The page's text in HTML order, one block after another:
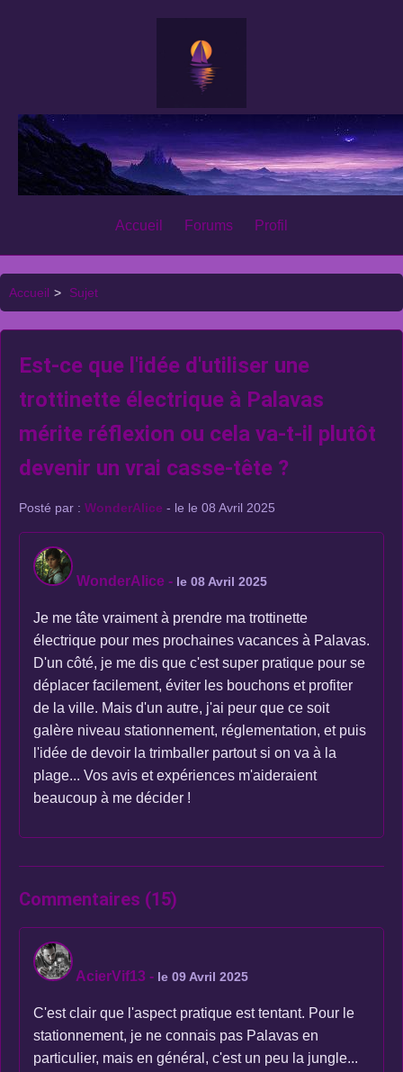
Accueil Forums Profil
Accueil > Sujet
Est-ce que l'idée d'utiliser une
trottinette électrique à Palavas
mérite réflexion ou cela va-t-il plutôt
devenir un vrai casse-tête ?
Posté par : WonderAlice - le le 08 Avril 2025
WonderAlice - le 08 Avril 2025
Je me tâte vraiment à prendre ma trottinette
électrique pour mes prochaines vacances à Palavas.
D'un côté, je me dis que c'est super pratique pour se
déplacer facilement, éviter les bouchons et profiter
de la ville. Mais d'un autre, j'ai peur que ce soit
galère niveau stationnement, réglementation, et puis
l'idée de devoir la trimballer partout si on va à la
plage... Vos avis et expériences m'aideraient
beaucoup à me décider !
Commentaires (15)
AcierVif13 - le 09 Avril 2025
C'est clair que l'aspect pratique est tentant. Pour le
stationnement, je ne connais pas Palavas en
particulier, mais en général, c'est un peu la jungle...